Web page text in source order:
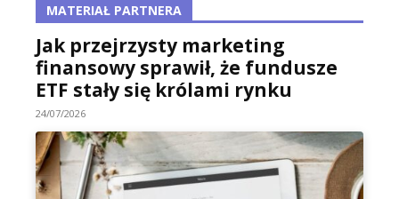
MATERIAŁ PARTNERA
Jak przejrzysty marketing
finansowy sprawił, że fundusze
ETF stały się królami rynku
24/07/2026